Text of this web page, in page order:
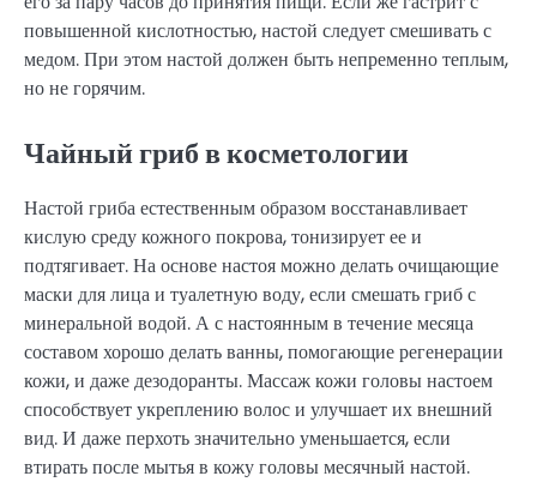
повышенной кислотностью, настой следует смешивать с
медом. При этом настой должен быть непременно теплым,
но не горячим.
Чайный гриб в косметологии
Настой гриба естественным образом восстанавливает
кислую среду кожного покрова, тонизирует ее и
подтягивает. На основе настоя можно делать очищающие
маски для лица и туалетную воду, если смешать гриб с
минеральной водой. А с настоянным в течение месяца
составом хорошо делать ванны, помогающие регенерации
кожи, и даже дезодоранты. Массаж кожи головы настоем
способствует укреплению волос и улучшает их внешний
вид. И даже перхоть значительно уменьшается, если
втирать после мытья в кожу головы месячный настой.